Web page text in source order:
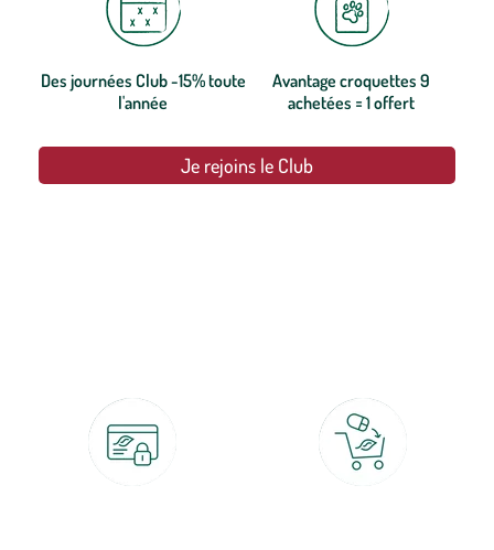
Des journées Club -15% toute
l'année
Avantage croquettes 9
achetées = 1 offert
Je rejoins le Club